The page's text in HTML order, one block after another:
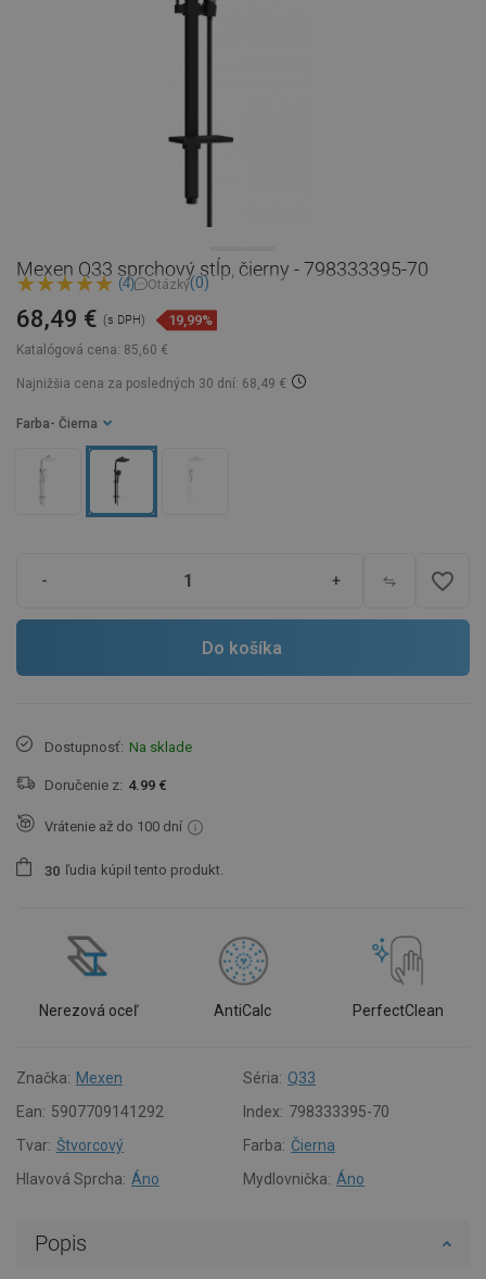
Mexen Q33 sprchový stĺp, čierny - 798333395-70
(4) Otázky(0)
Katalógová cena: 85,60 €
68,49 € (s DPH) 19,99%
Najnižšia cena za posledných 30 dní: 68,49 €
Farba - Čierna
- + favorite_border
Do košíka
Dostupnosť: Na sklade
Doručenie z: 4.99 €
Vrátenie až do 100 dní
30 ľudia kúpil tento produkt.
Nerezová oceľ AntiCalc PerfectClean
Značka: Mexen Séria: Q33
Ean: 5907709141292 Index: 798333395-70
Tvar: Štvorcový Farba: Čierna
Hlavová Sprcha: Áno Mydlovnička: Áno
Popis